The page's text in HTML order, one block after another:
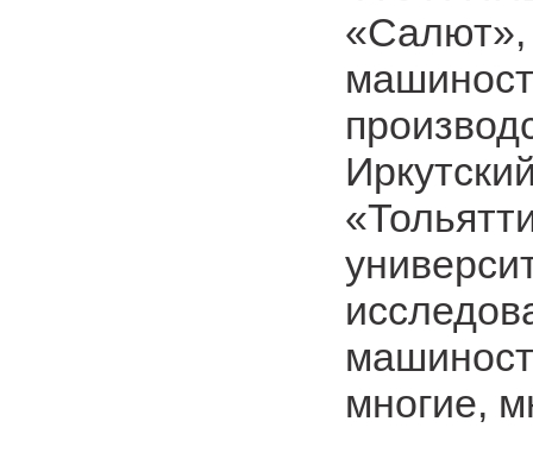
«Салют»,
многие,